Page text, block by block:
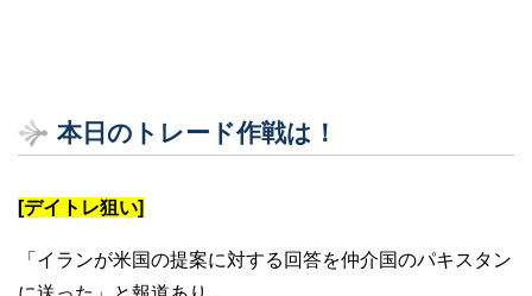
本日のトレード作戦は！
[デイトレ狙い]
「イランが米国の提案に対する回答を仲介国のパキスタン